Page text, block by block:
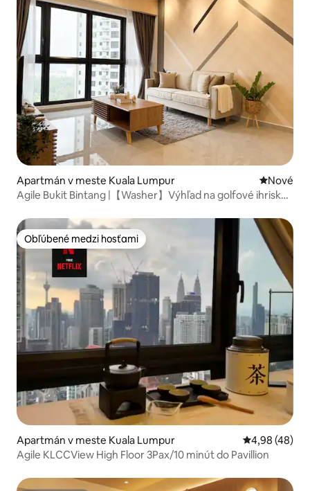
Apartmán v meste Kuala Lumpur Nové
Nové
Agile Bukit Bintang |【Washer】Výhľad na golfové ihrisko
Obľúbené medzi hosťami
Obľúbené medzi hosťami
Apartmán v meste Kuala Lumpur Priemerné
4,98 (48)
Agile KLCCView High Floor 3Pax/10 minút do Pavillion